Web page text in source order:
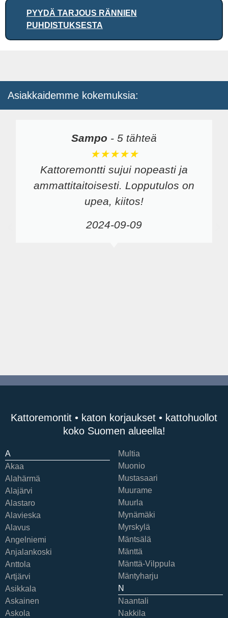
PYYDÄ TARJOUS RÄNNIEN
PUHDISTUKSESTA
Asiakkaidemme kokemuksia:
Sampo - 5 tähteä
★★★★★
Kattoremontti sujui nopeasti ja
ammattitaitoisesti. Lopputulos on
upea, kiitos!
2024-09-09
Kattoremontit • katon korjaukset • kattohuollot
koko Suomen alueella!
A
Akaa
Alahärmä
Alajärvi
Alastaro
Alavieska
Alavus
Angelniemi
Anjalankoski
Anttola
Artjärvi
Asikkala
Askainen
Askola
Multia
Muonio
Mustasaari
Muurame
Muurla
Mynämäki
Myrskylä
Mäntsälä
Mänttä
Mänttä-Vilppula
Mäntyharju
N
Naantali
Nakkila